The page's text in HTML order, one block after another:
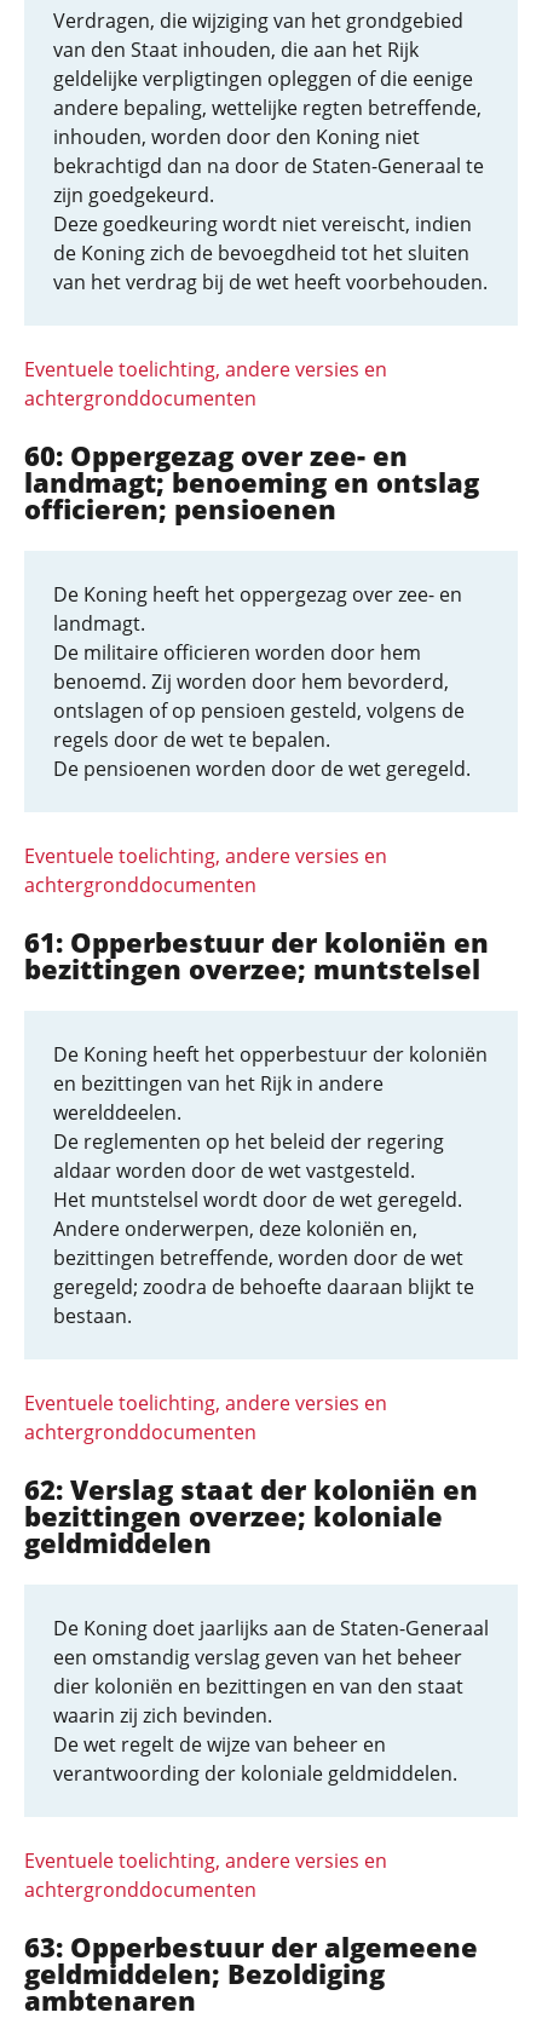
Verdragen, die wijziging van het grondgebied
van den Staat inhouden, die aan het Rijk
geldelijke verpligtingen opleggen of die eenige
andere bepaling, wettelijke regten betreffende,
inhouden, worden door den Koning niet
bekrachtigd dan na door de Staten-Generaal te
zijn goedgekeurd.
Deze goedkeuring wordt niet vereischt, indien
de Koning zich de bevoegdheid tot het sluiten
van het verdrag bij de wet heeft voorbehouden.
Eventuele toelichting, andere versies en
achtergronddocumenten
60: Oppergezag over zee- en
landmagt; benoeming en ontslag
officieren; pensioenen
De Koning heeft het oppergezag over zee- en
landmagt.
De militaire officieren worden door hem
benoemd. Zij worden door hem bevorderd,
ontslagen of op pensioen gesteld, volgens de
regels door de wet te bepalen.
De pensioenen worden door de wet geregeld.
Eventuele toelichting, andere versies en
achtergronddocumenten
61: Opperbestuur der koloniën en
bezittingen overzee; muntstelsel
De Koning heeft het opperbestuur der koloniën
en bezittingen van het Rijk in andere
werelddeelen.
De reglementen op het beleid der regering
aldaar worden door de wet vastgesteld.
Het muntstelsel wordt door de wet geregeld.
Andere onderwerpen, deze koloniën en,
bezittingen betreffende, worden door de wet
geregeld; zoodra de behoefte daaraan blijkt te
bestaan.
Eventuele toelichting, andere versies en
achtergronddocumenten
62: Verslag staat der koloniën en
bezittingen overzee; koloniale
geldmiddelen
De Koning doet jaarlijks aan de Staten-Generaal
een omstandig verslag geven van het beheer
dier koloniën en bezittingen en van den staat
waarin zij zich bevinden.
De wet regelt de wijze van beheer en
verantwoording der koloniale geldmiddelen.
Eventuele toelichting, andere versies en
achtergronddocumenten
63: Opperbestuur der algemeene
geldmiddelen; Bezoldiging
ambtenaren